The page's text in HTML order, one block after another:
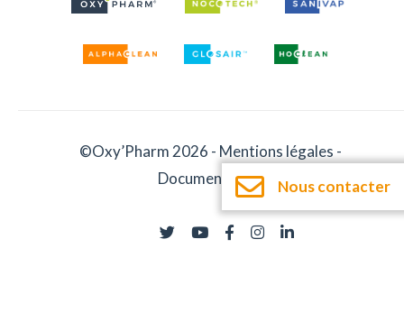
©Oxy’Pharm 2026 - Mentions légales -
Documentation
Nous contacter